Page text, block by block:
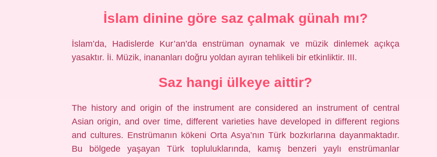
İslam dinine göre saz çalmak günah mı?
İslam’da, Hadislerde Kur’an’da enstrüman oynamak ve müzik dinlemek açıkça
yasaktır. İi. Müzik, inananları doğru yoldan ayıran tehlikeli bir etkinliktir. III.
Saz hangi ülkeye aittir?
The history and origin of the instrument are considered an instrument of central
Asian origin, and over time, different varieties have developed in different regions
and cultures. Enstrümanın kökeni Orta Asya’nın Türk bozkırlarına dayanmaktadır.
Bu bölgede yaşayan Türk topluluklarında, kamış benzeri yaylı enstrümanlar